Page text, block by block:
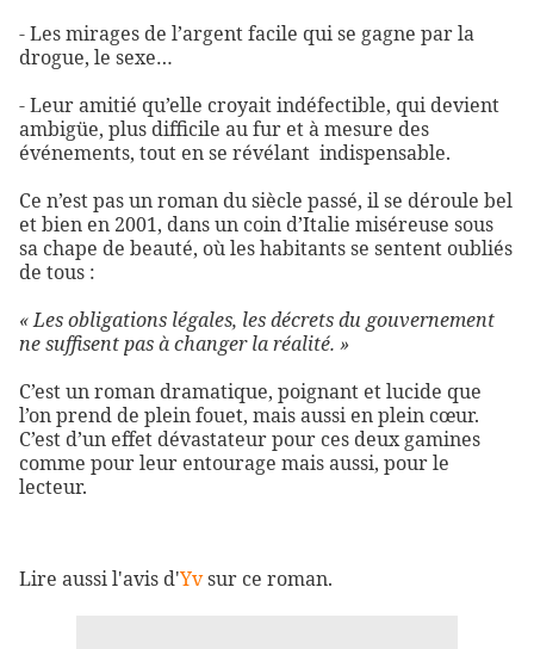
- Les mirages de l’argent facile qui se gagne par la
drogue, le sexe…
- Leur amitié qu’elle croyait indéfectible, qui devient
ambigüe, plus difficile au fur et à mesure des
événements, tout en se révélant indispensable.
Ce n’est pas un roman du siècle passé, il se déroule bel
et bien en 2001, dans un coin d’Italie miséreuse sous
sa chape de beauté, où les habitants se sentent oubliés
de tous :
« Les obligations légales, les décrets du gouvernement
ne suffisent pas à changer la réalité. »
C’est un roman dramatique, poignant et lucide que
l’on prend de plein fouet, mais aussi en plein cœur.
C’est d’un effet dévastateur pour ces deux gamines
comme pour leur entourage mais aussi, pour le
lecteur.
Lire aussi l'avis d'Yvsur ce roman.